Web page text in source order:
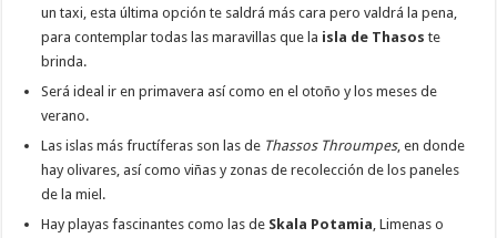
un taxi, esta última opción te saldrá más cara pero valdrá la pena,
para contemplar todas las maravillas que la isla de Thasos te
brinda.
Será ideal ir en primavera así como en el otoño y los meses de
verano.
Las islas más fructíferas son las de Thassos Throumpes, en donde
hay olivares, así como viñas y zonas de recolección de los paneles
de la miel.
Hay playas fascinantes como las de Skala Potamia, Limenas o